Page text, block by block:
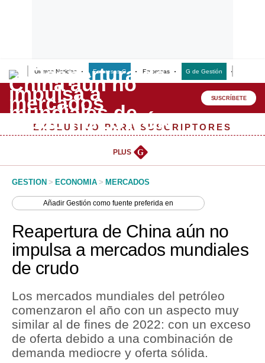
Últimas Noticias Empresas G Empresas G de Gestión
Lo último
Peru Quiosco
Management & Empleo
Perú
Política
Finanzas Personales
Inmobiliarias
Plus G
SUSCRÍBETE
EXCLUSIVO PARA SUSCRIPTORES
PLUS G
GESTION > ECONOMIA > MERCADOS
AñadirGestión como fuente preferida en
Reapertura de China aún no
impulsa a mercados mundiales
de crudo
Los mercados mundiales del petróleo
comenzaron el año con un aspecto muy
similar al de fines de 2022: con un exceso
de oferta debido a una combinación de
demanda mediocre y oferta sólida.